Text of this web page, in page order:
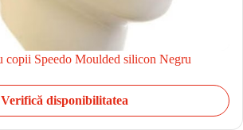
copii Speedo Moulded silicon Negru
Verifică disponibilitatea